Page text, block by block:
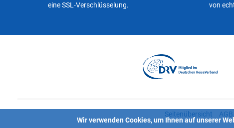
eine SSL-Verschlüsselung.
von
Seitenübersicht AGB
Wir verwenden Cookies, um Ihnen auf unserer